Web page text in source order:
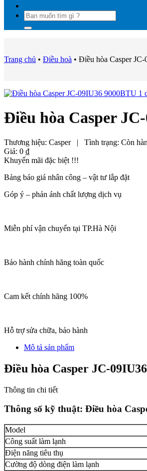
Tìm
kiếm:
Trang chủ • Điều hoà • Điều hòa Casper
Điều hòa Casper
Thương hiệu: Casper | Tình trạng: Còn
Giá: 0 ₫
Khuyến mãi đặc biệt !!!
Bảng báo giá nhân công – vật tư lắp đặt
Góp ý – phản ánh chất lượng dịch vụ
Miễn phí vận chuyển tại TP.Hà Nội
Bảo hành chính hãng toàn quốc
Cam kết chính hãng 100%
Hỗ trợ sửa chữa, bảo hành
Mô tả sản phẩm
Điều hòa Casper JC-
Thông tin chi tiết
Thông số kỹ thuật: Điều hòa
Model
Công suất làm lạnh
Điện năng tiêu thụ
Cường độ dòng điện làm lạnh